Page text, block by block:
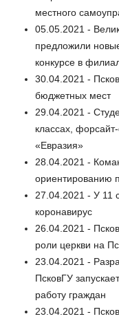
местного
05.05.2021 -
предложили
конкурсе в
30.04.2021 -
бюджетных мест
29.04.2021 -
классах,
«Евразия»
28.04.2021 -
ориентированию
27.04.2021 - У 11
коронавирус
26.04.2021 -
роли церкви на
23.04.2021 -
ПсковГУ
работу граждан
23.04.2021 -